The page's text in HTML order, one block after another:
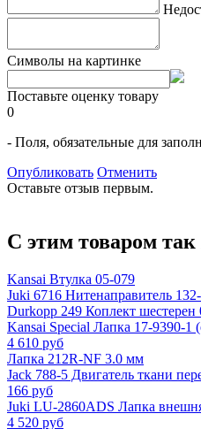
Символы на картинке
Поставьте оценку товару
0
- Поля, обязательные для
Опубликовать Отменить
Оставьте отзыв первым.
С этим товаром
Kansai Втулка 05-079
Juki 6716 Нитенаправитель
Durkopp 249 Коплект шестерен
Kansai Special Лапка 17-9390-1
4 610 руб
Лапка 212R-NF 3.0 мм
Jack 788-5 Двигатель ткани
166 руб
Juki LU-2860ADS Лапка
4 520 руб